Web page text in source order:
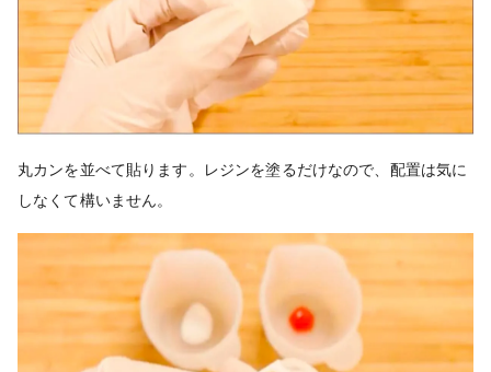
丸カンを並べて貼ります。レジンを塗るだけなので、配置は気に
しなくて構いません。